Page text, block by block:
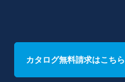
カタログ無料請求はこちら